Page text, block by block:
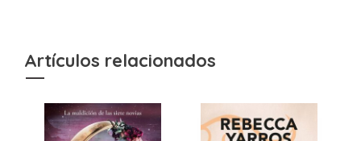
Artículos relacionados